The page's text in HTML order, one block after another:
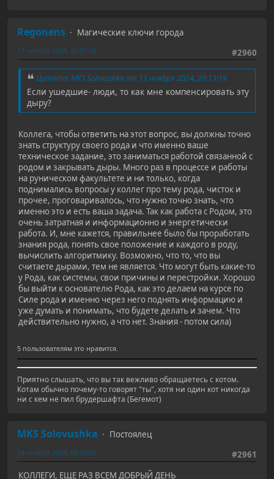
Regonens
Магические ключи города
#2960
17 ноября 2024, 22:57:28
Цитата: MKS Solovushka от 15 ноября 2024, 20:13:19
Если ушедшие- люди, то как мне компенсировать эту
дыру?
Коллега, чтобы ответить на этот вопрос, вы должны точно
знать структуру своего рода и что именно ваше
техническое задание, это заниматься работой связанной с
родом и закрывать дыры. Много раз в процессе и работы
на руническом факультете и ни только, когда
поднимались вопросы у коллег про тему рода, чисток и
прочее, проговаривалось, что нужно точно знать, что
именно это и есть ваша задача. Так как работа с Родом, это
очень затратная и информационно и энергетически
работа. И, мне кажется, правильнее было бы проработать
знания рода, понять свое положение и каждого в роду,
вычислить алгоритмику. Возможно, что то, что вы
считаете дырами, тем не является. Что могут быть какие-то
у Рода, как системы, свои причины и перестройки. Хорошо
бы выйти к основателю Рода, как это делаем на курсе по
Силе рода и именно через него поднять информацию и
уже думать и понимать, что будете делать и зачем. Что
действительно нужно, а что нет. Знания - потом сила)
5 пользователям это нравится.
Приятно слышать, что вы так вежливо обращаетесь с котом.
Котам обычно почему-то говорят "ты", хотя ни один кот никогда
ни с кем не пил брудершафта (Бегемот)
MKS Solovushka
Постоялец
#2961
18 ноября 2024, 08:49:03
КОЛЛЕГИ, ЕЩЕ РАЗ ВСЕМ ДОБРЫЙ ДЕНЬ